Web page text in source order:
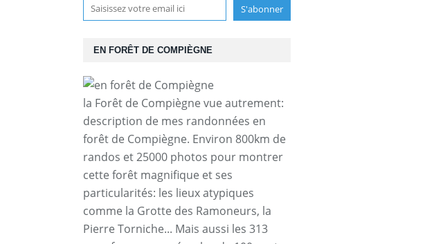
EN FORÊT DE COMPIÈGNE
la Forêt de Compiègne vue autrement:
description de mes randonnées en
forêt de Compiègne. Environ 800km de
randos et 25000 photos pour montrer
cette forêt magnifique et ses
particularités: les lieux atypiques
comme la Grotte des Ramoneurs, la
Pierre Torniche... Mais aussi les 313